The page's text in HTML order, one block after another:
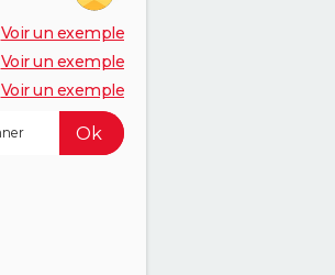
Voir un exemple
Voir un exemple
Voir un exemple